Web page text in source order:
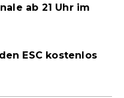
ab 21 Uhr im
ESC kostenlos